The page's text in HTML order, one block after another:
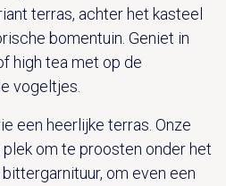
terras, achter het kasteel
bomentuin. Geniet in
high tea met op de
vogeltjes.
een heerlijke terras. Onze
om te proosten onder het
om even een